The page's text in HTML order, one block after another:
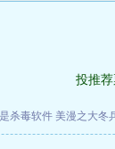
投推
杀毒软件 美漫之大冬